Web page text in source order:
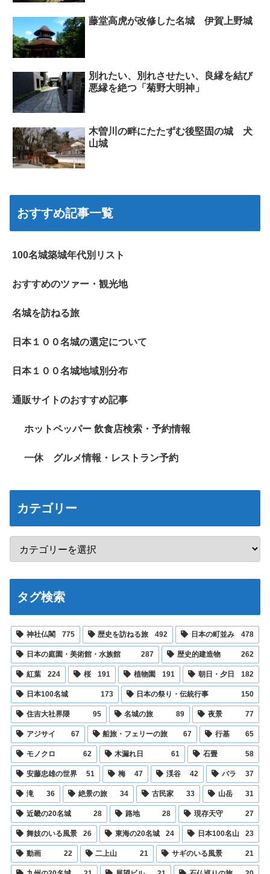
藤堂高虎が改修した名城 伊賀上野城
別れたい、別れさせたい、良縁を結び
悪縁を絶つ「菊野大明神」
木曽川の畔にたたずむ後堅固の城 犬
山城
おすすめ記事一覧
100名城築城年代別リスト
おすすめのツァー・観光地
名城を訪ねる旅
日本１００名城の選定について
日本１００名城地域別分布
通販サイトのおすすめ記事
ホットペッパー 飲食店検索・予約情報
一休 グルメ情報・レストラン予約
カテゴリー
タグ検索
神社仏閣 775 歴史を訪ねる旅 492 日本の町並み 478
日本の庭園・美術館・水族館 287 歴史的建造物 262
紅葉 224 桜 191 植物園 191 朝日・夕日 182
日本100名城 173 日本の祭り・伝統行事 150
住吉大社界隈 95 名城の旅 89 夜景 77
アジサイ 67 船旅・フェリーの旅 67 行基 65
モノクロ 62 木漏れ日 61 石畳 58
安藤忠雄の世界 51 梅 47 渓谷 42 バラ 37
滝 36 絶景の旅 34 古民家 33 山岳 31
近畿の20名城 28 路地 28 現存天守 27
舞妓のいる風景 26 東海の20名城 24 日本100名山 23
動画 22 二上山 21 サギのいる風景 21